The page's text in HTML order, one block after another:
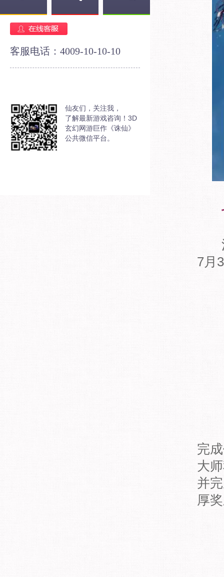
客服电话：4009-10-10-10
仙友们，关注我，
了解最新游戏咨询！3D
玄幻网游巨作《诛仙》
公共微信平台。
活
7月
完
大
并
厚